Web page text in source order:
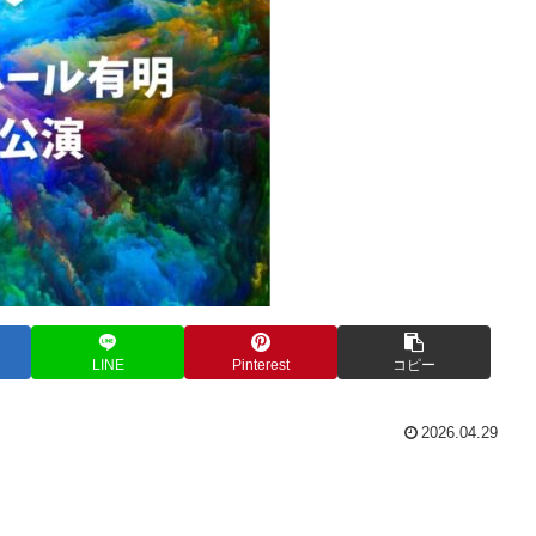
LINE Pinterest コピー
2026.04.29